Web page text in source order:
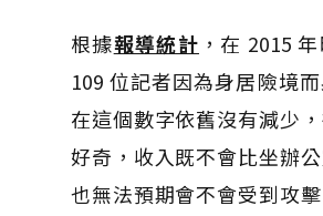
根據報導統計 ，在 2015
109 位記者因為身居險境
在這個數字依舊沒有減少
好奇，收入既不會比坐辦公
也無法預期會不會受到攻